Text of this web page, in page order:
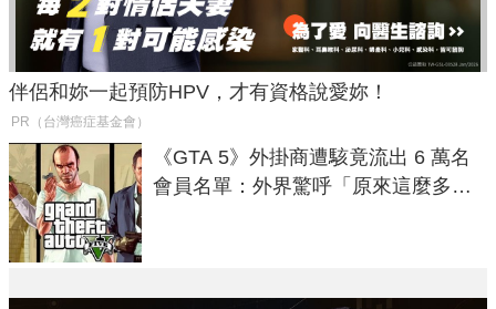
伴侶和妳一起預防HPV，才有資格說愛妳！
PR（台灣癌症基金會）
《GTA 5》外掛商遭駭竟流出 6 萬名
會員名單：外界驚呼「原來這麼多人